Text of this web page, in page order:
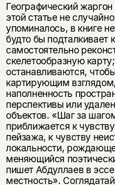
Географический
этой статье не
упоминалось, в книге
будто бы подталкивает
самостоятельно
скелетообразную карту;
останавливаются,
картирующим
наполненность
перспективы или
объектов. «Шаг за
приближается к
пейзажа, к чувству
локальности,
меняющийся
пишет Абдуллаев в
местность».